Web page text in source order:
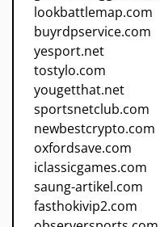
lookbattlemap.com
buyrdpservice.com
yesport.net
tostylo.com
yougetthat.net
sportsnetclub.com
newbestcrypto.com
oxfordsave.com
iclassicgames.com
saung-artikel.com
fasthokivip2.com